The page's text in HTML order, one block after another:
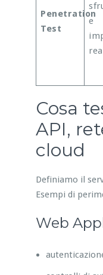
Penetration
Test
e
Cosa
API,
cloud
Definiamo il
Esempi di
Web